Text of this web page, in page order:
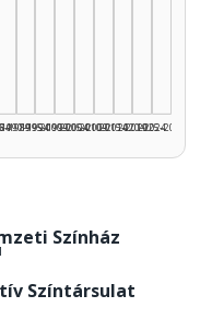
1990–1994
1995–1999
2000–2004
2005–2009
2010–2014
2015–2019
2020–2024
2025–2026
Színház
Színtársulat